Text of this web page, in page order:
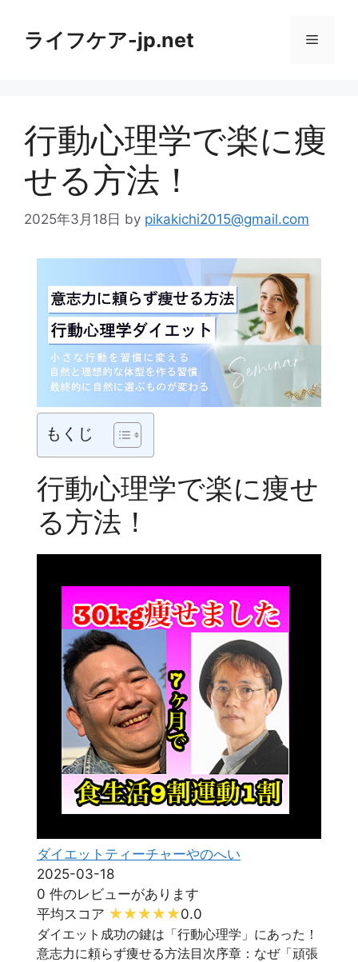
ライフケア-jp.net メ
ュ
行動心理学で楽に痩
せる方法！
2025年3月18日 by pikakichi2015@gmail.com
もくじ
行動心理学で楽に痩せ
る方法！
ダイエットティーチャーやのへい
2025-03-18
0 件のレビューがあります
平均スコア
0.0
ダイエット成功の鍵は「行動心理学」にあった！
意志力に頼らず痩せる方法目次序章：なぜ「頑張